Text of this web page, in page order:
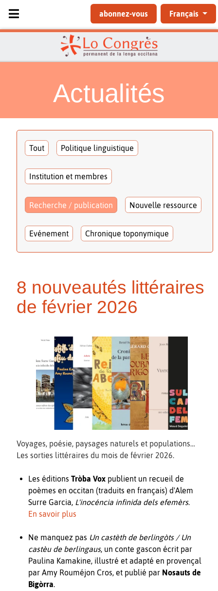
Sélectionnez votre langue
abonnez-vous Français
Actualités
Tout Politique linguistique
Institution et membres
Recherche / publication Nouvelle ressource
Evénement Chronique toponymique
8 nouveautés littéraires
de février 2026
Voyages, poésie, paysages naturels et populations…
Les sorties littéraires du mois de février 2026.
Les éditions Tròba Vox publient un recueil de
poèmes en occitan (traduits en français) d'Alem
Surre Garcia, L'inocéncia infinida dels efemèrs.
En savoir plus
Ne manquez pas Un castèth de berlingòts / Un
castèu de berlingaus, un conte gascon écrit par
Paulina Kamakine, illustré et adapté en provençal
par Amy Rouméjon Cros, et publié par Nosauts de
Bigòrra.